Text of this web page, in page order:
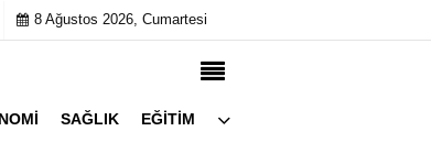
8 Ağustos 2026, Cumartesi
SAĞLIK EĞITIM